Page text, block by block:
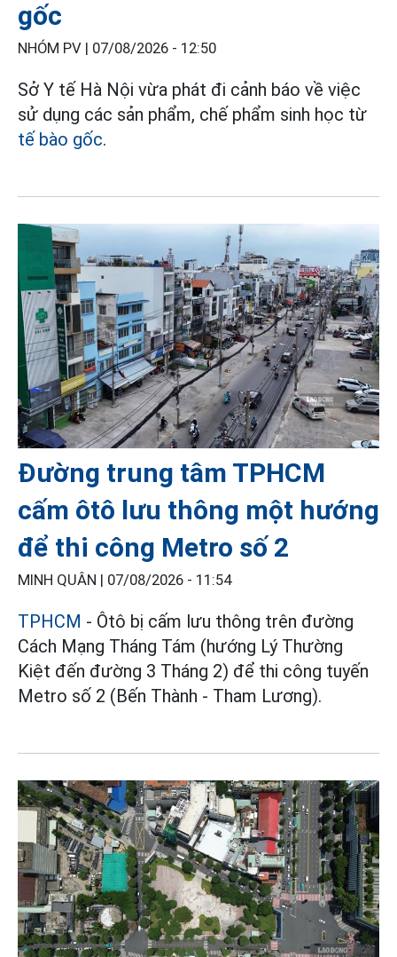
gốc
NHÓM PV | 07/08/2026 - 12:50
Sở Y tế Hà Nội vừa phát đi cảnh báo về việc
sử dụng các sản phẩm, chế phẩm sinh học từ
tế bào gốc.
Đường trung tâm TPHCM
cấm ôtô lưu thông một hướng
để thi công Metro số 2
MINH QUÂN | 07/08/2026 - 11:54
TPHCM - Ôtô bị cấm lưu thông trên đường
Cách Mạng Tháng Tám (hướng Lý Thường
Kiệt đến đường 3 Tháng 2) để thi công tuyến
Metro số 2 (Bến Thành - Tham Lương).